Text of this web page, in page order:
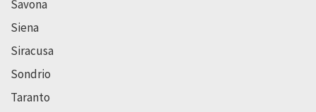
Savona
Siena
Siracusa
Sondrio
Taranto